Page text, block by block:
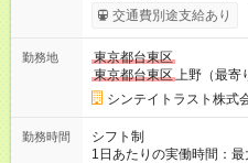
が週2日以下の場合 日勤
350円 ■交通費別途全額支給 ※規定あり ■支払方法：日払い └日
⇒希望をお聞かせくださ
日給保障あり └早く終わっても”全額
研修 ≫ 研修時の給与： 日給10，000円×3日間（24時間） ＝研
修費として合計30，000
【試用期間】試用期間なし
交通費別途支給あり
勤務地
東京都台東区
東京都台東区上野（最寄
シンテイトラスト株
勤務時間
シフト制
1日あたりの実働時間：最大8時間/日 ＜シフ